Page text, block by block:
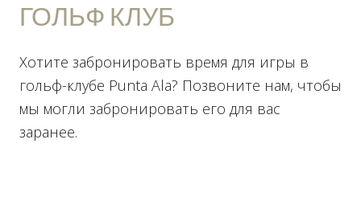
ГОЛЬФ КЛУБ
Хотите забронировать время для игры в
гольф-клубе Punta Ala? Позвоните нам, чтобы
мы могли забронировать его для вас
заранее.